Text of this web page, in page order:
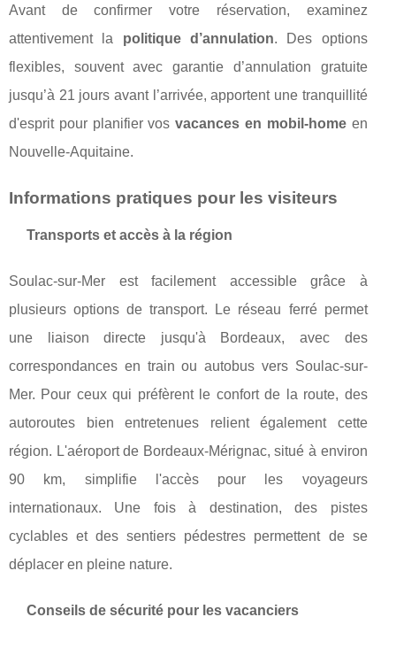
Avant de confirmer votre réservation, examinez
attentivement la politique d’annulation. Des options
flexibles, souvent avec garantie d’annulation gratuite
jusqu’à 21 jours avant l’arrivée, apportent une tranquillité
d'esprit pour planifier vosvacances en mobil-homeen
Nouvelle-Aquitaine.
Informations pratiques pour les visiteurs
Transports et accès à la région
Soulac-sur-Mer est facilement accessible grâce à
plusieurs options de transport. Le réseau ferré permet
une liaison directe jusqu'à Bordeaux, avec des
correspondances en train ou autobus vers Soulac-sur-
Mer. Pour ceux qui préfèrent le confort de la route, des
autoroutes bien entretenues relient également cette
région. L'aéroport de Bordeaux-Mérignac, situé à environ
90 km, simplifie l'accès pour les voyageurs
internationaux. Une fois à destination, des pistes
cyclables et des sentiers pédestres permettent de se
déplacer en pleine nature.
Conseils de sécurité pour les vacanciers